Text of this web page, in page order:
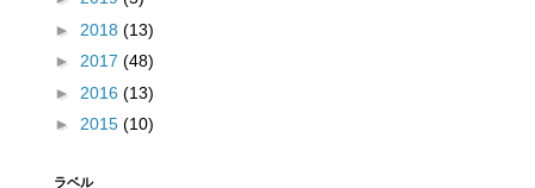
► 2018 (13)
► 2017 (48)
► 2016 (13)
► 2015 (10)
ラベル